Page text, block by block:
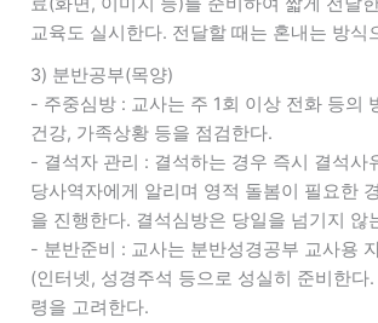
교육도 실시한다. 전달할 때는 혼내는 방식
3) 분반공부(목양)
- 주중심방 : 교사는 주 1회 이상 전화 등의
건강, 가족상황 등을 점검한다.
- 결석자 관리 : 결석하는 경우 즉시 결석사
당사역자에게 알리며 영적 돌봄이 필요한
을 진행한다. 결석심방은 당일을 넘기지 않
- 분반준비 : 교사는 분반성경공부 교사용
(인터넷, 성경주석 등으로 성실히 준비한다
령을 고려한다.